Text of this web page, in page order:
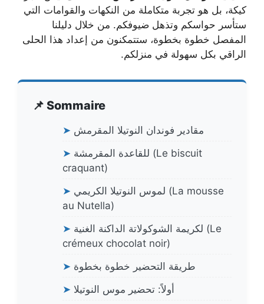
كيكة، بل هو تجربة متكاملة من النكهات والقوامات التي
ستأسر حواسكم وتذهل ضيوفكم. من خلال دليلنا
المفصل خطوة بخطوة، ستتمكنون من إعداد هذا الحلى
الراقي بكل سهولة في منزلكم.
📌 Sommaire
➤ مقادير فوندان النوتيلا المقرمش
➤ للقاعدة المقرمشة (Le biscuit
craquant)
➤ لموس النوتيلا الكريمي (La mousse
au Nutella)
➤ لكريمة الشوكولاتة الداكنة الغنية (Le
crémeux chocolat noir)
➤ طريقة التحضير خطوة بخطوة
➤ أولاً: تحضير موس النوتيلا